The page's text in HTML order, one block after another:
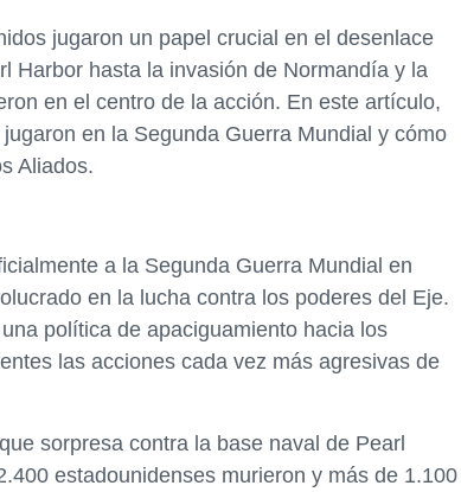
jugaron un papel crucial en el desenlace
Harbor hasta la invasión de Normandía y la
en el centro de la acción. En este artículo,
en la Segunda Guerra Mundial y cómo
Aliados.
a la Segunda Guerra Mundial en
en la lucha contra los poderes del Eje.
política de apaciguamiento hacia los
las acciones cada vez más agresivas de
sorpresa contra la base naval de Pearl
estadounidenses murieron y más de 1.100